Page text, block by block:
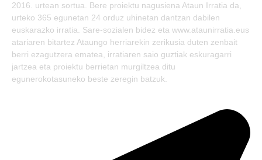
2016. urtean sortua. Bere proiektu nagusiena Ataun Irratia da,
urteko 365 egunetan 24 orduz uhinetan dantzan dabilen
euskarazko irratia. Sare-sozialen bidez eta www.ataunirratia.eus
atariaren bitartez Ataungo herriarekin zerikusia duten zenbait
berri ezagutzera ematea, irratiaren saio guztiak eskuragarri
jartzea eta proiektu berrietan murgiltzea ditu
egunerokotasuneko beste zeregin batzuk.